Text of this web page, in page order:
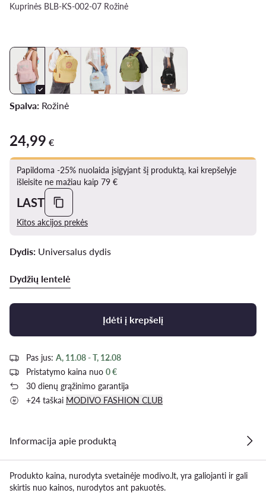
Kuprinės BLB-KS-002-07 Rožinė
Spalva: Rožinė
24,99 €
24,99 €
Papildoma -25% nuolaida įsigyjant šį produktą, kai krepšelyje
išleisite ne mažiau kaip 79 €
LAST
Kitos akcijos prekės
Dydis: Universalus dydis
Dydžių lentelė
Įdėti į krepšelį
Pas jus: A, 11.08 - T, 12.08
Pristatymo kaina nuo 0 €
30 dienų grąžinimo garantija
+24 taškai MODIVO FASHION CLUB
Informacija apie produktą
Produkto kaina, nurodyta svetainėje modivo.lt, yra galiojanti ir gali
skirtis nuo kainos, nurodytos ant pakuotės.